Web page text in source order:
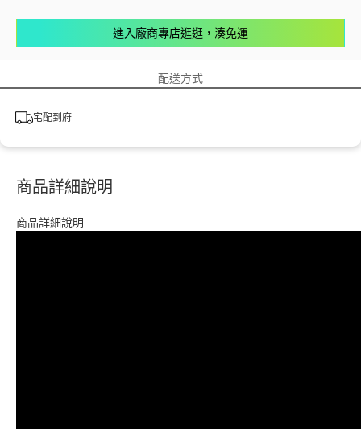
進入廠商專店逛逛，湊免運
配送方式
宅配到府
商品詳細說明
商品詳細說明